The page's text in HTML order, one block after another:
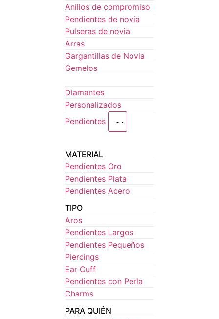
Anillos de compromiso
Pendientes de novia
Pulseras de novia
Arras
Gargantillas de Novia
Gemelos
Diamantes
Personalizados
Pendientes
MATERIAL
Pendientes Oro
Pendientes Plata
Pendientes Acero
TIPO
Aros
Pendientes Largos
Pendientes Pequeños
Piercings
Ear Cuff
Pendientes con Perla
Charms
PARA QUIÉN